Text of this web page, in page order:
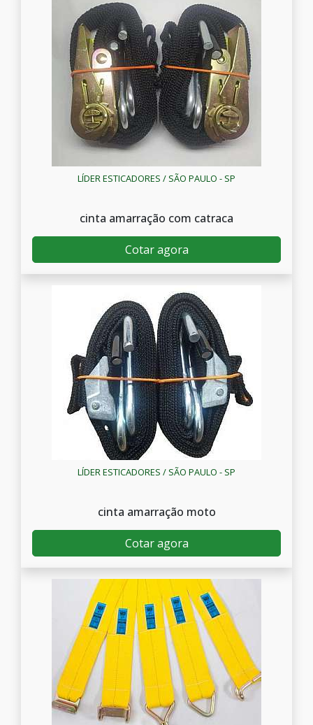
LÍDER ESTICADORES / SÃO PAULO - SP
cinta amarração com catraca
Cotar agora
LÍDER ESTICADORES / SÃO PAULO - SP
cinta amarração moto
Cotar agora